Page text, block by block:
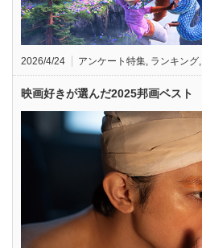
2026/4/24 アンケート特集, ランキング,
映画好きが選んだ2025邦画ベスト